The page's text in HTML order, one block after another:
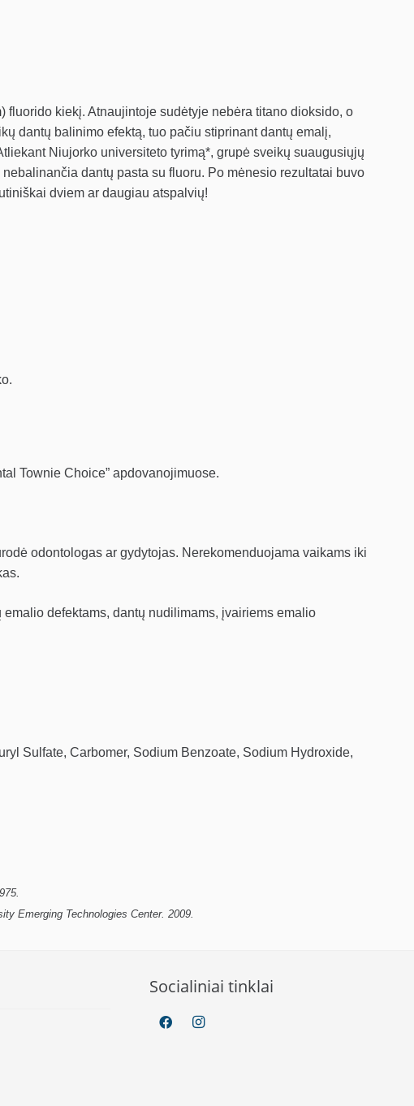
fluorido kiekį. Atnaujintoje sudėtyje nebėra titano dioksido, o
dantų balinimo efektą, tuo pačiu stiprinant dantų emalį,
Niujorko universiteto tyrimą*, grupė sveikų suaugusiųjų
dantų pasta su fluoru. Po mėnesio rezultatai buvo
dviem ar daugiau atspalvių!
Townie Choice” apdovanojimuose.
odontologas ar gydytojas. Nerekomenduojama vaikams iki
defektams, dantų nudilimams, įvairiems emalio
Sulfate, Carbomer, Sodium Benzoate, Sodium Hydroxide,
Emerging Technologies Center. 2009.
Socialiniai tinklai